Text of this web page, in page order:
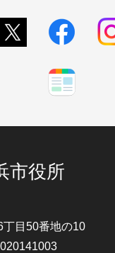
市役所
目50番地の10